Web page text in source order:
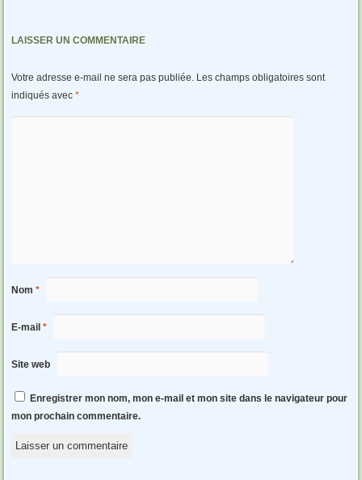
LAISSER UN COMMENTAIRE
Votre adresse e-mail ne sera pas publiée. Les champs obligatoires sont
indiqués avec *
Nom *
E-mail *
Site web
Enregistrer mon nom, mon e-mail et mon site dans le navigateur pour
mon prochain commentaire.